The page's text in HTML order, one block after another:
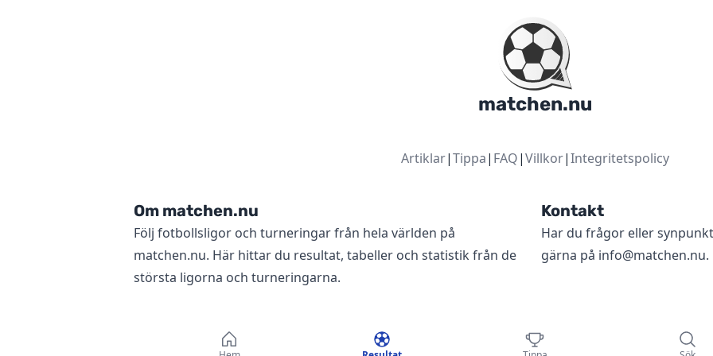
matchen.nu
Artiklar|Tippa| FAQ|Villkor|Integritetspolicy
Om matchen.nu
Följ fotbollsligor och turneringar från hela världen på
matchen.nu. Här hittar du resultat, tabeller och statistik från de
största ligorna och turneringarna.
Kontakt
Har du frågor eller
gärna på info@matchen.nu.